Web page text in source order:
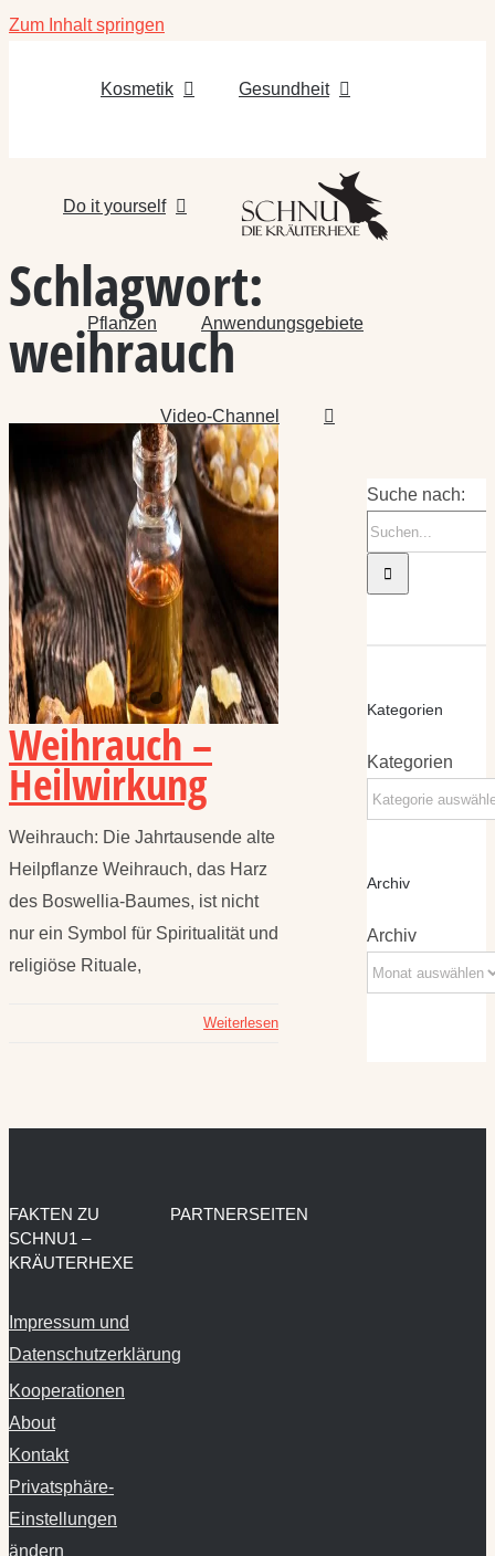
Zum Inhalt springen
Kosmetik Gesundheit
Do it yourself
Pflanzen Anwendungsgebiete
Video-Channel
Schlagwort:
weihrauch
Weihrauch –
Heilwirkung
Weihrauch: Die Jahrtausende alte
Heilpflanze Weihrauch, das Harz
des Boswellia-Baumes, ist nicht
nur ein Symbol für Spiritualität und
religiöse Rituale,
Weiterlesen
Suche nach:
Kategorien
Kategorien
Archiv
Archiv
FAKTEN ZU
SCHNU1 –
KRÄUTERHEXE
Impressum und
Datenschutzerklärung
Kooperationen
About
Kontakt
Privatsphäre-
Einstellungen
ändern
PARTNERSEITEN